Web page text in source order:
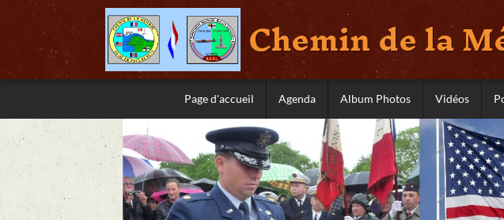
Chemin de la
Page d'accueil Agenda Album Photos Vidéos